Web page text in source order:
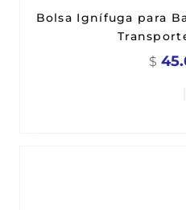
Bolsa Ignífuga para
$